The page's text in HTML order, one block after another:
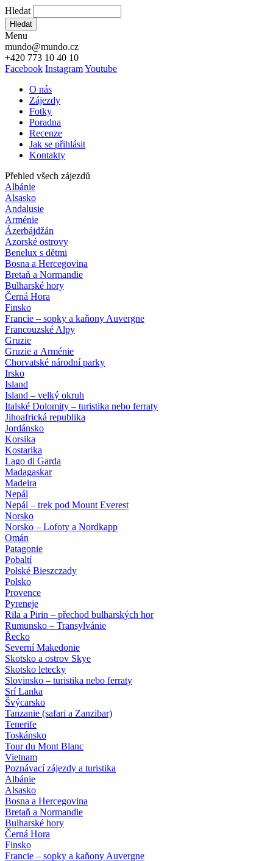
Hledat
Hledat
Menu
mundo@mundo.cz
+420 773 10 40 10
Facebook InstagramYoutube
O nás
Zájezdy
Fotky
Poradna
Recenze
Jak se přihlásit
Kontakty
Přehled všech zájezdů
Albánie
Alsasko
Andalusie
Arménie
Ázerbájdžán
Azorské ostrovy
Benelux s dětmi
Bosna a Hercegovina
Bretaň a Normandie
Bulharské hory
Černá Hora
Finsko
Francie – sopky a kaňony Auvergne
Francouzské Alpy
Gruzie
Gruzie a Arménie
Chorvatské národní parky
Irsko
Island
Island – velký okruh
Italské Dolomity – turistika nebo ferraty
Jihoafrická republika
Jordánsko
Korsika
Kostarika
Lago di Garda
Madagaskar
Madeira
Nepál
Nepál – trek pod Mount Everest
Norsko
Norsko – Lofoty a Nordkapp
Omán
Patagonie
Pobaltí
Polské Bieszczady
Polsko
Provence
Pyreneje
Rila a Pirin – přechod bulharských hor
Rumunsko – Transylvánie
Řecko
Severní Makedonie
Skotsko a ostrov Skye
Skotsko letecky
Slovinsko – turistika nebo ferraty
Srí Lanka
Švýcarsko
Tanzanie (safari a Zanzibar)
Tenerife
Toskánsko
Tour du Mont Blanc
Vietnam
Poznávací zájezdy a turistika
Albánie
Alsasko
Bosna a Hercegovina
Bretaň a Normandie
Bulharské hory
Černá Hora
Finsko
Francie – sopky a kaňony Auvergne